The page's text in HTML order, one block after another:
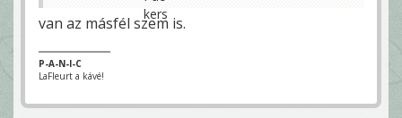
van az másfél szem is.
P-A-N-I-C
LaFleurt a kávé!